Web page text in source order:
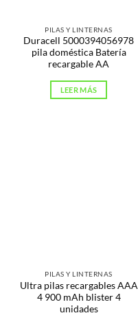
PILAS Y LINTERNAS
Duracell 5000394056978
pila doméstica Batería
recargable AA
LEER MÁS
PILAS Y LINTERNAS
Ultra pilas recargables AAA
4 900 mAh blister 4
unidades